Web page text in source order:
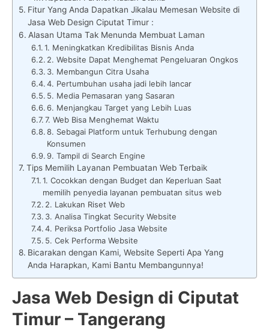
Fitur Yang Anda Dapatkan Jikalau Memesan Website di
Jasa Web Design Ciputat Timur :
Alasan Utama Tak Menunda Membuat Laman
1. Meningkatkan Kredibilitas Bisnis Anda
2. Website Dapat Menghemat Pengeluaran Ongkos
3. Membangun Citra Usaha
4. Pertumbuhan usaha jadi lebih lancar
5. Media Pemasaran yang Sasaran
6. Menjangkau Target yang Lebih Luas
7. Web Bisa Menghemat Waktu
8. Sebagai Platform untuk Terhubung dengan
Konsumen
9. Tampil di Search Engine
Tips Memilih Layanan Pembuatan Web Terbaik
1. Cocokkan dengan Budget dan Keperluan Saat
memilih penyedia layanan pembuatan situs web
2. Lakukan Riset Web
3. Analisa Tingkat Security Website
4. Periksa Portfolio Jasa Website
5. Cek Performa Website
Bicarakan dengan Kami, Website Seperti Apa Yang
Anda Harapkan, Kami Bantu Membangunnya!
Jasa Web Design di Ciputat
Timur – Tangerang